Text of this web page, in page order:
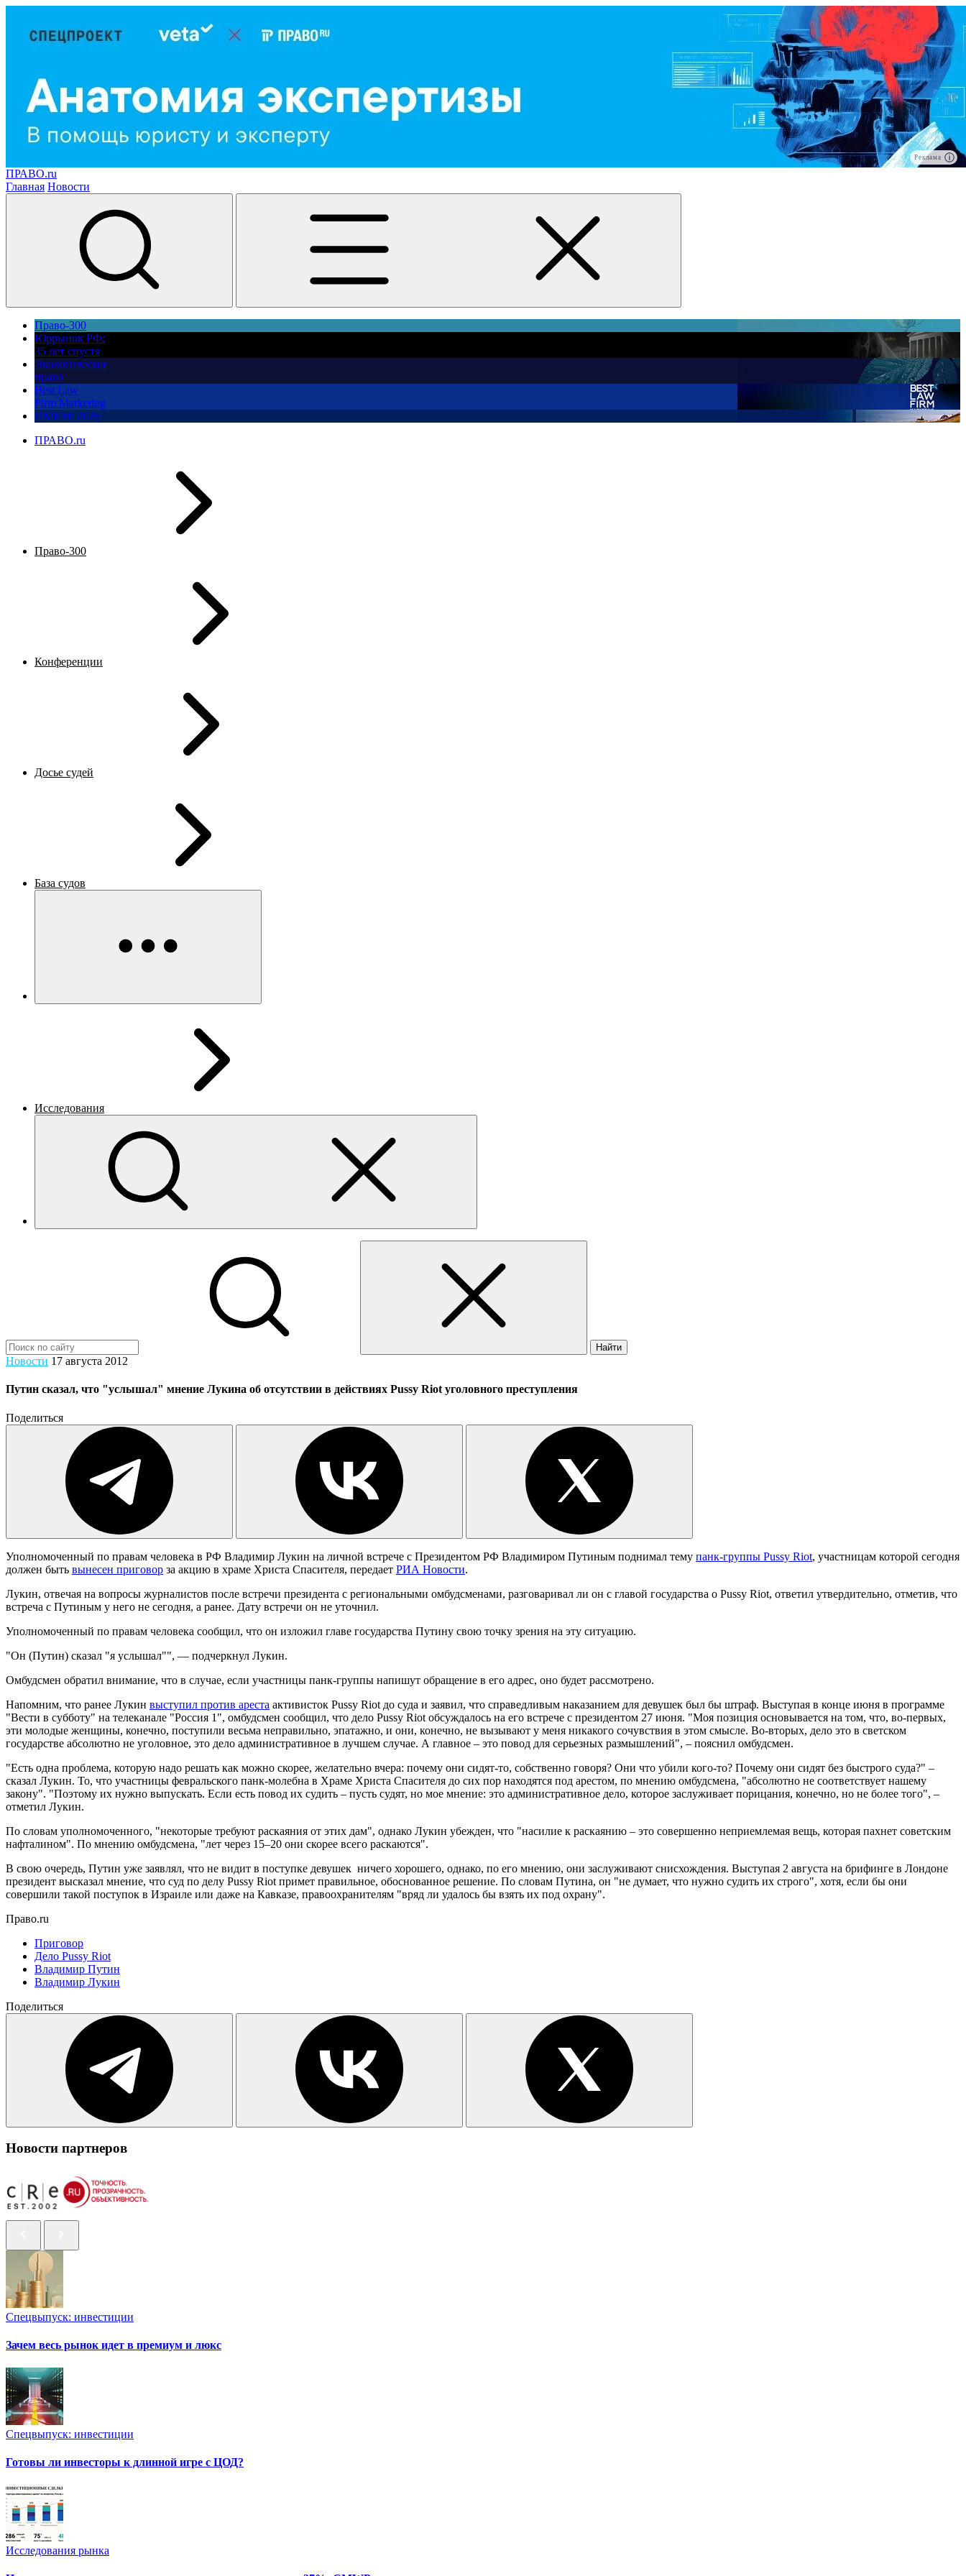
Реклама
ПРАВО.ru
Главная Новости
Право-300
Юррынок РФ:
35 лет спустя
Экологическое
право
Best Law
Firm Marketing
ПМЮФ 2026
ПРАВО.ru
Право-300
Конференции
Досье судей
База судов
Исследования
Найти
Новости 17 августа 2012
Путин сказал, что "услышал" мнение Лукина об отсутствии в действиях Pussy Riot уголовного преступления
Поделиться
Уполномоченный по правам человека в РФ Владимир Лукин на личной встрече с Президентом РФ Владимиром Путиным поднимал тему панк-группы Pussy Riot, участницам которой сегодня
должен быть вынесен приговор за акцию в храме Христа Спасителя, передает РИА Новости.
Лукин, отвечая на вопросы журналистов после встречи президента с региональными омбудсменами, разговаривал ли он с главой государства о Pussy Riot, ответил утвердительно, отметив, что
встреча с Путиным у него не сегодня, а ранее. Дату встречи он не уточнил.
Уполномоченный по правам человека сообщил, что он изложил главе государства Путину свою точку зрения на эту ситуацию.
"Он (Путин) сказал "я услышал"", — подчеркнул Лукин.
Омбудсмен обратил внимание, что в случае, если участницы панк-группы напишут обращение в его адрес, оно будет рассмотрено.
Напомним, что ранее Лукин выступил против ареста активисток Pussy Riot до суда и заявил, что справедливым наказанием для девушек был бы штраф. Выступая в конце июня в программе
"Вести в субботу" на телеканале "Россия 1", омбудсмен сообщил, что дело Pussy Riot обсуждалось на его встрече с президентом 27 июня. "Моя позиция основывается на том, что, во-первых,
эти молодые женщины, конечно, поступили весьма неправильно, эпатажно, и они, конечно, не вызывают у меня никакого сочувствия в этом смысле. Во-вторых, дело это в светском
государстве абсолютно не уголовное, это дело административное в лучшем случае. А главное – это повод для серьезных размышлений", – пояснил омбудсмен.
"Есть одна проблема, которую надо решать как можно скорее, желательно вчера: почему они сидят-то, собственно говоря? Они что убили кого-то? Почему они сидят без быстрого суда?" –
сказал Лукин. То, что участницы февральского панк-молебна в Храме Христа Спасителя до сих пор находятся под арестом, по мнению омбудсмена, "абсолютно не соответствует нашему
закону". "Поэтому их нужно выпускать. Если есть повод их судить – пусть судят, но мое мнение: это административное дело, которое заслуживает порицания, конечно, но не более того", –
отметил Лукин.
По словам уполномоченного, "некоторые требуют раскаяния от этих дам", однако Лукин убежден, что "насилие к раскаянию – это совершенно неприемлемая вещь, которая пахнет советским
нафталином". По мнению омбудсмена, "лет через 15–20 они скорее всего раскаются".
В свою очередь, Путин уже заявлял, что не видит в поступке девушек ничего хорошего, однако, по его мнению, они заслуживают снисхождения. Выступая 2 августа на брифинге в Лондоне
президент высказал мнение, что суд по делу Pussy Riot примет правильное, обоснованное решение. По словам Путина, он "не думает, что нужно судить их строго", хотя, если бы они
совершили такой поступок в Израиле или даже на Кавказе, правоохранителям "вряд ли удалось бы взять их под охрану".
Право.ru
Приговор
Дело Pussy Riot
Владимир Путин
Владимир Лукин
Поделиться
Новости партнеров
Спецвыпуск: инвестиции
Зачем весь рынок идет в премиум и люкс
Спецвыпуск: инвестиции
Готовы ли инвесторы к длинной игре с ЦОД?
Исследования рынка